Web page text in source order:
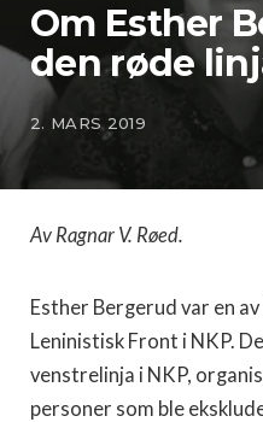
Om Esther
den røde
2. MARS 2019
Av Ragnar V. Røed.
Esther Bergerud var en
Leninistisk Front i NKP.
venstrelinja i NKP,
personer som ble